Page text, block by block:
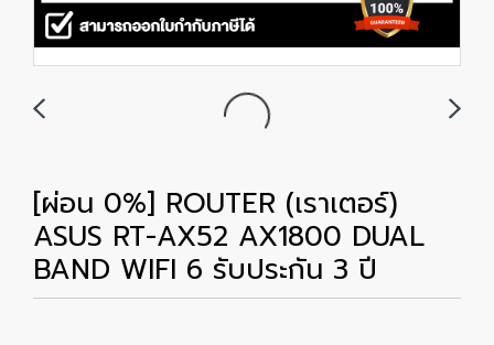
[ผ่อน 0%] ROUTER (เราเตอร์)
ASUS RT-AX52 AX1800 DUAL
BAND WIFI 6 รับประกัน 3 ปี